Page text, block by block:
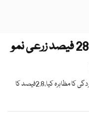
وفاقی امدادی پیکیج کی بدولت 28 فیصد زرعی نمو
چیلنجوں کے باوجود زرعی شعبے نے حوصلہ افزا کارکردگی کا مظاہرہ کیا،2.8فیصد کا